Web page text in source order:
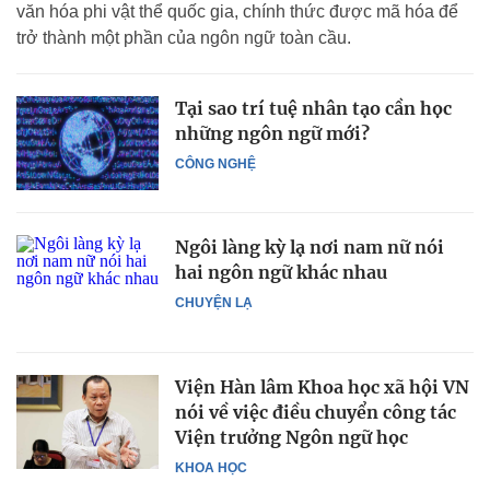
văn hóa phi vật thể quốc gia, chính thức được mã hóa để
trở thành một phần của ngôn ngữ toàn cầu.
CÔNG NGHỆ
Tại sao trí tuệ nhân tạo cần học
những ngôn ngữ mới?
CHUYỆN LẠ
Ngôi làng kỳ lạ nơi nam nữ nói
hai ngôn ngữ khác nhau
KHOA HỌC
Viện Hàn lâm Khoa học xã hội VN
nói về việc điều chuyển công tác
Viện trưởng Ngôn ngữ học